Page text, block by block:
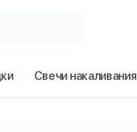
Свечи накаливания